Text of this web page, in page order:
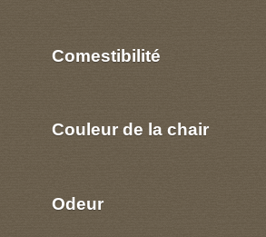
Comestibilité
Couleur de la chair
Odeur